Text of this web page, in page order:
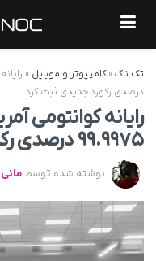
تک ناک»کامپیوتر و موبایل »
درصدی رکورد جدیدی ثبت کرد
رایانه کوانتومی
۹۹.۹۹۷۵ درصدی رکورد جدیدی ثبت کرد
نوشته شده توسط مانی